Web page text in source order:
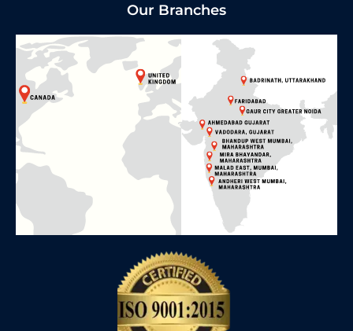
Our Branches